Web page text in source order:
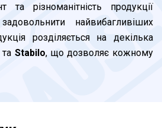
та різноманітність продукції
найвибагливіших
розділяється на декілька
та Stabilo, що дозволяє кожному
до його потреб драбину. В